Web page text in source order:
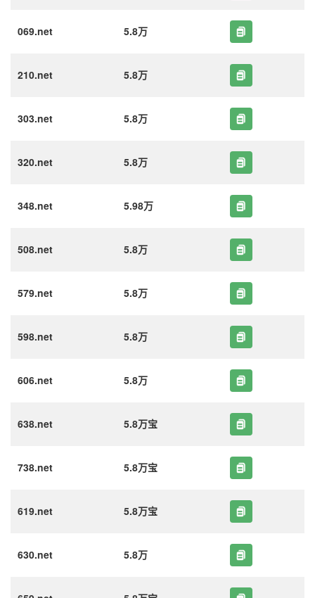
069.net 5.8万
210.net 5.8万
303.net 5.8万
320.net 5.8万
348.net 5.98万
508.net 5.8万
579.net 5.8万
598.net 5.8万
606.net 5.8万
638.net 5.8万宝
738.net 5.8万宝
619.net 5.8万宝
630.net 5.8万